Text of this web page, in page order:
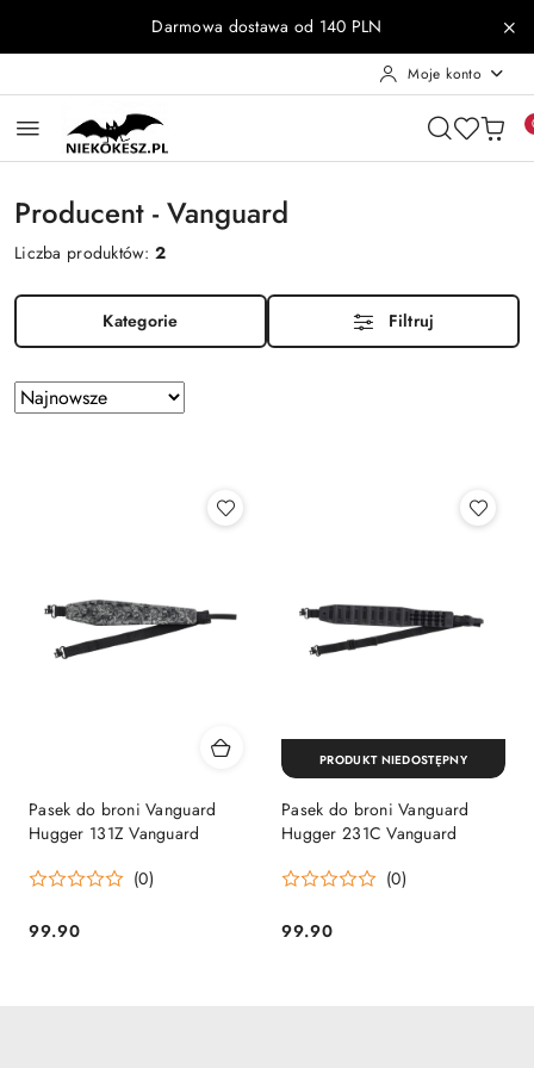
Przejdź do treści głównej
Przejdź do wyszukiwarki
Przejdź do moje konto
Przejdź do menu głównego
Przejdź do stopkiDarmowa dostawa od 140 PLN
Moje konto
Producent - Vanguard
Liczba produktów:2
Kategorie Filtruj
Zastosowano
sortowanie:
Sortuj
według
Pasek do broni Vanguard
Hugger 131Z Vanguard
(0)
Cena:
99.90
Pasek do broni Vanguard
Hugger 231C Vanguard
(0)
Cena:
99.90
PRODUKT NIEDOSTĘPNY